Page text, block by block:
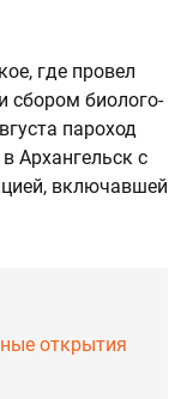
где провел
сбором биолого-
пароход
Архангельск с
включавшей
открытия